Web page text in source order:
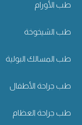
طب الأورام
طب الشيخوخة
طب المسالك البولية
طب جراحة الأطفال
طب جراحة العظام